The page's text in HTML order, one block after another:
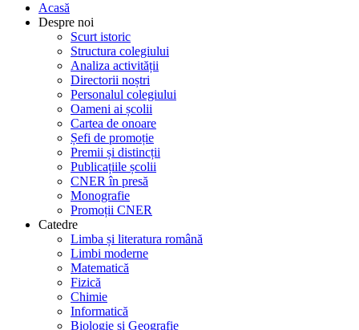
Acasă
Despre noi
Scurt istoric
Structura colegiului
Analiza activității
Directorii noștri
Personalul colegiului
Oameni ai școlii
Cartea de onoare
Șefi de promoție
Premii și distincții
Publicațiile școlii
CNER în presă
Monografie
Promoții CNER
Catedre
Limba și literatura română
Limbi moderne
Matematică
Fizică
Chimie
Informatică
Biologie și Geografie